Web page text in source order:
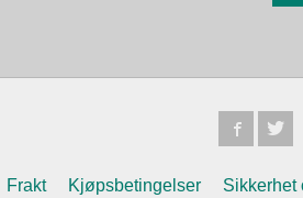
Frakt Kjøpsbetingelser Sikkerhet